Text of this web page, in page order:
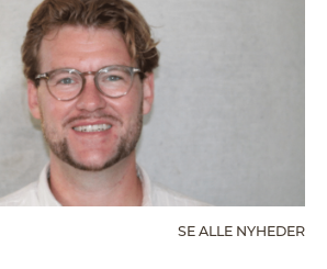
SE ALLE NYHEDER